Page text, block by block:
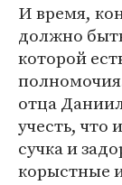
И время,
должно
которой
отца
учесть, что
сучка и
корыстные